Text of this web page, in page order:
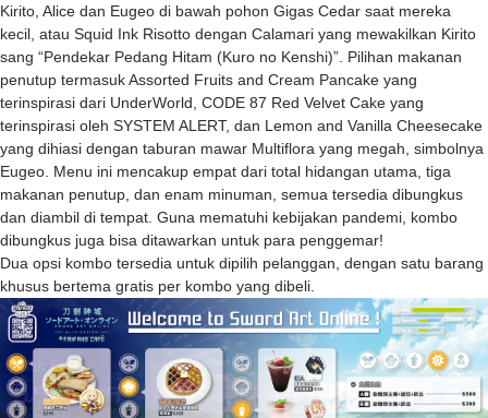
Kirito, Alice dan Eugeo di bawah pohon Gigas Cedar saat mereka
kecil, atau Squid Ink Risotto dengan Calamari yang mewakilkan Kirito
sang “Pendekar Pedang Hitam (Kuro no Kenshi)”. Pilihan makanan
penutup termasuk Assorted Fruits and Cream Pancake yang
terinspirasi dari UnderWorld, CODE 87 Red Velvet Cake yang
terinspirasi oleh SYSTEM ALERT, dan Lemon and Vanilla Cheesecake
yang dihiasi dengan taburan mawar Multiflora yang megah, simbolnya
Eugeo. Menu ini mencakup empat dari total hidangan utama, tiga
makanan penutup, dan enam minuman, semua tersedia dibungkus
dan diambil di tempat. Guna mematuhi kebijakan pandemi, kombo
dibungkus juga bisa ditawarkan untuk para penggemar!
Dua opsi kombo tersedia untuk dipilih pelanggan, dengan satu barang
khusus bertema gratis per kombo yang dibeli.